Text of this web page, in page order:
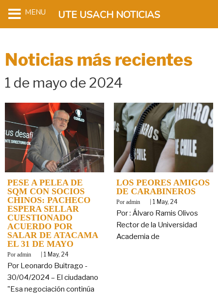
Noticias más recientes
1 de mayo de 2024
PESE A PELEA DE
SQM CON SOCIOS
CHINOS: PACHECO
ESPERA SELLAR
CUESTIONADO
ACUERDO POR
SALAR DE ATACAMA
EL 31 DE MAYO
By admin 1 May, 24
Por Leonardo Buitrago -
30/04/2024 – El ciudadano
"Esa negociación continúa
LOS PEORES AMIGOS
DE CARABINEROS
By admin 1 May, 24
Por : Álvaro Ramis Olivos
Rector de la Universidad
Academia de
MENU UTE USACH NOTICIAS